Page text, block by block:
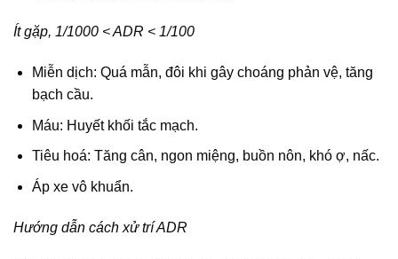
Ít gặp, 1/1000 < ADR < 1/100
Miễn dịch: Quá mẫn, đôi khi gây choáng phản vệ, tăng
bạch cầu.
Máu: Huyết khối tắc mạch.
Tiêu hoá: Tăng cân, ngon miệng, buồn nôn, khó ợ, nấc.
Áp xe vô khuẩn.
Hướng dẫn cách xử trí ADR